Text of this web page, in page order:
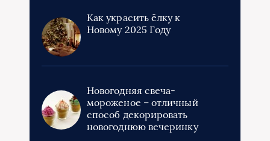
Как украсить ёлку к
Новому 2025 Году
Новогодняя свеча-
мороженое – отличный
способ декорировать
новогоднюю вечеринку